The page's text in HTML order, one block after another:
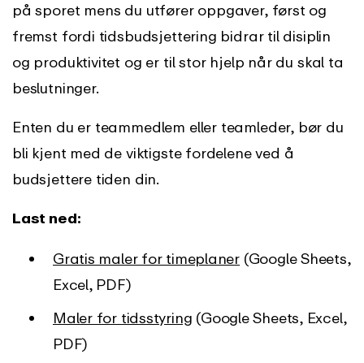
på sporet mens du utfører oppgaver, først og
fremst fordi tidsbudsjettering bidrar til disiplin
og produktivitet og er til stor hjelp når du skal ta
beslutninger.
Enten du er teammedlem eller teamleder, bør du
bli kjent med de viktigste fordelene ved å
budsjettere tiden din.
Last ned:
Gratis maler for timeplaner (Google Sheets,
Excel, PDF)
Maler for tidsstyring (Google Sheets, Excel,
PDF)